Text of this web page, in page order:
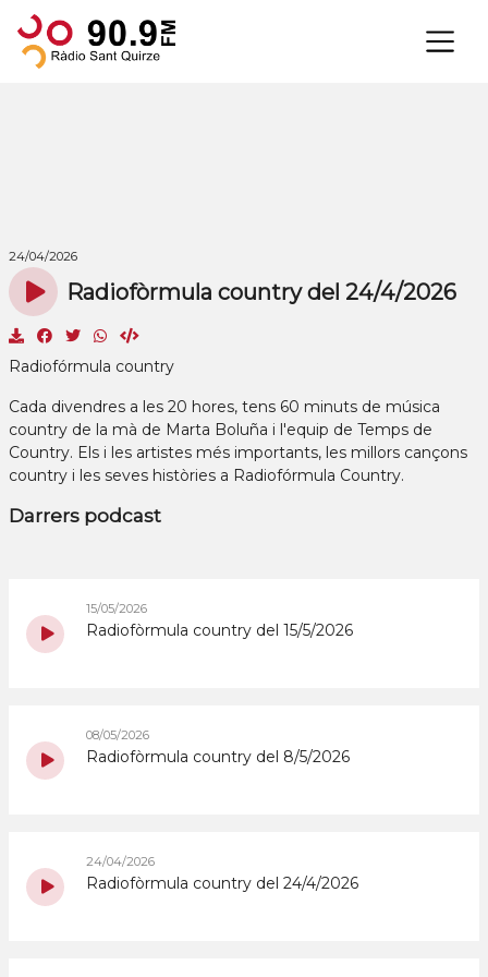
×
24/04/2026
Radiofòrmula country del 24/4/2026
Radiofórmula country
Cada divendres a les 20 hores, tens 60 minuts de música
country de la mà de Marta Boluña i l'equip de Temps de
Country. Els i les artistes més importants, les millors cançons
country i les seves històries a Radiofórmula Country.
Darrers podcast
15/05/2026
Radiofòrmula country del 15/5/2026
08/05/2026
Radiofòrmula country del 8/5/2026
24/04/2026
Radiofòrmula country del 24/4/2026